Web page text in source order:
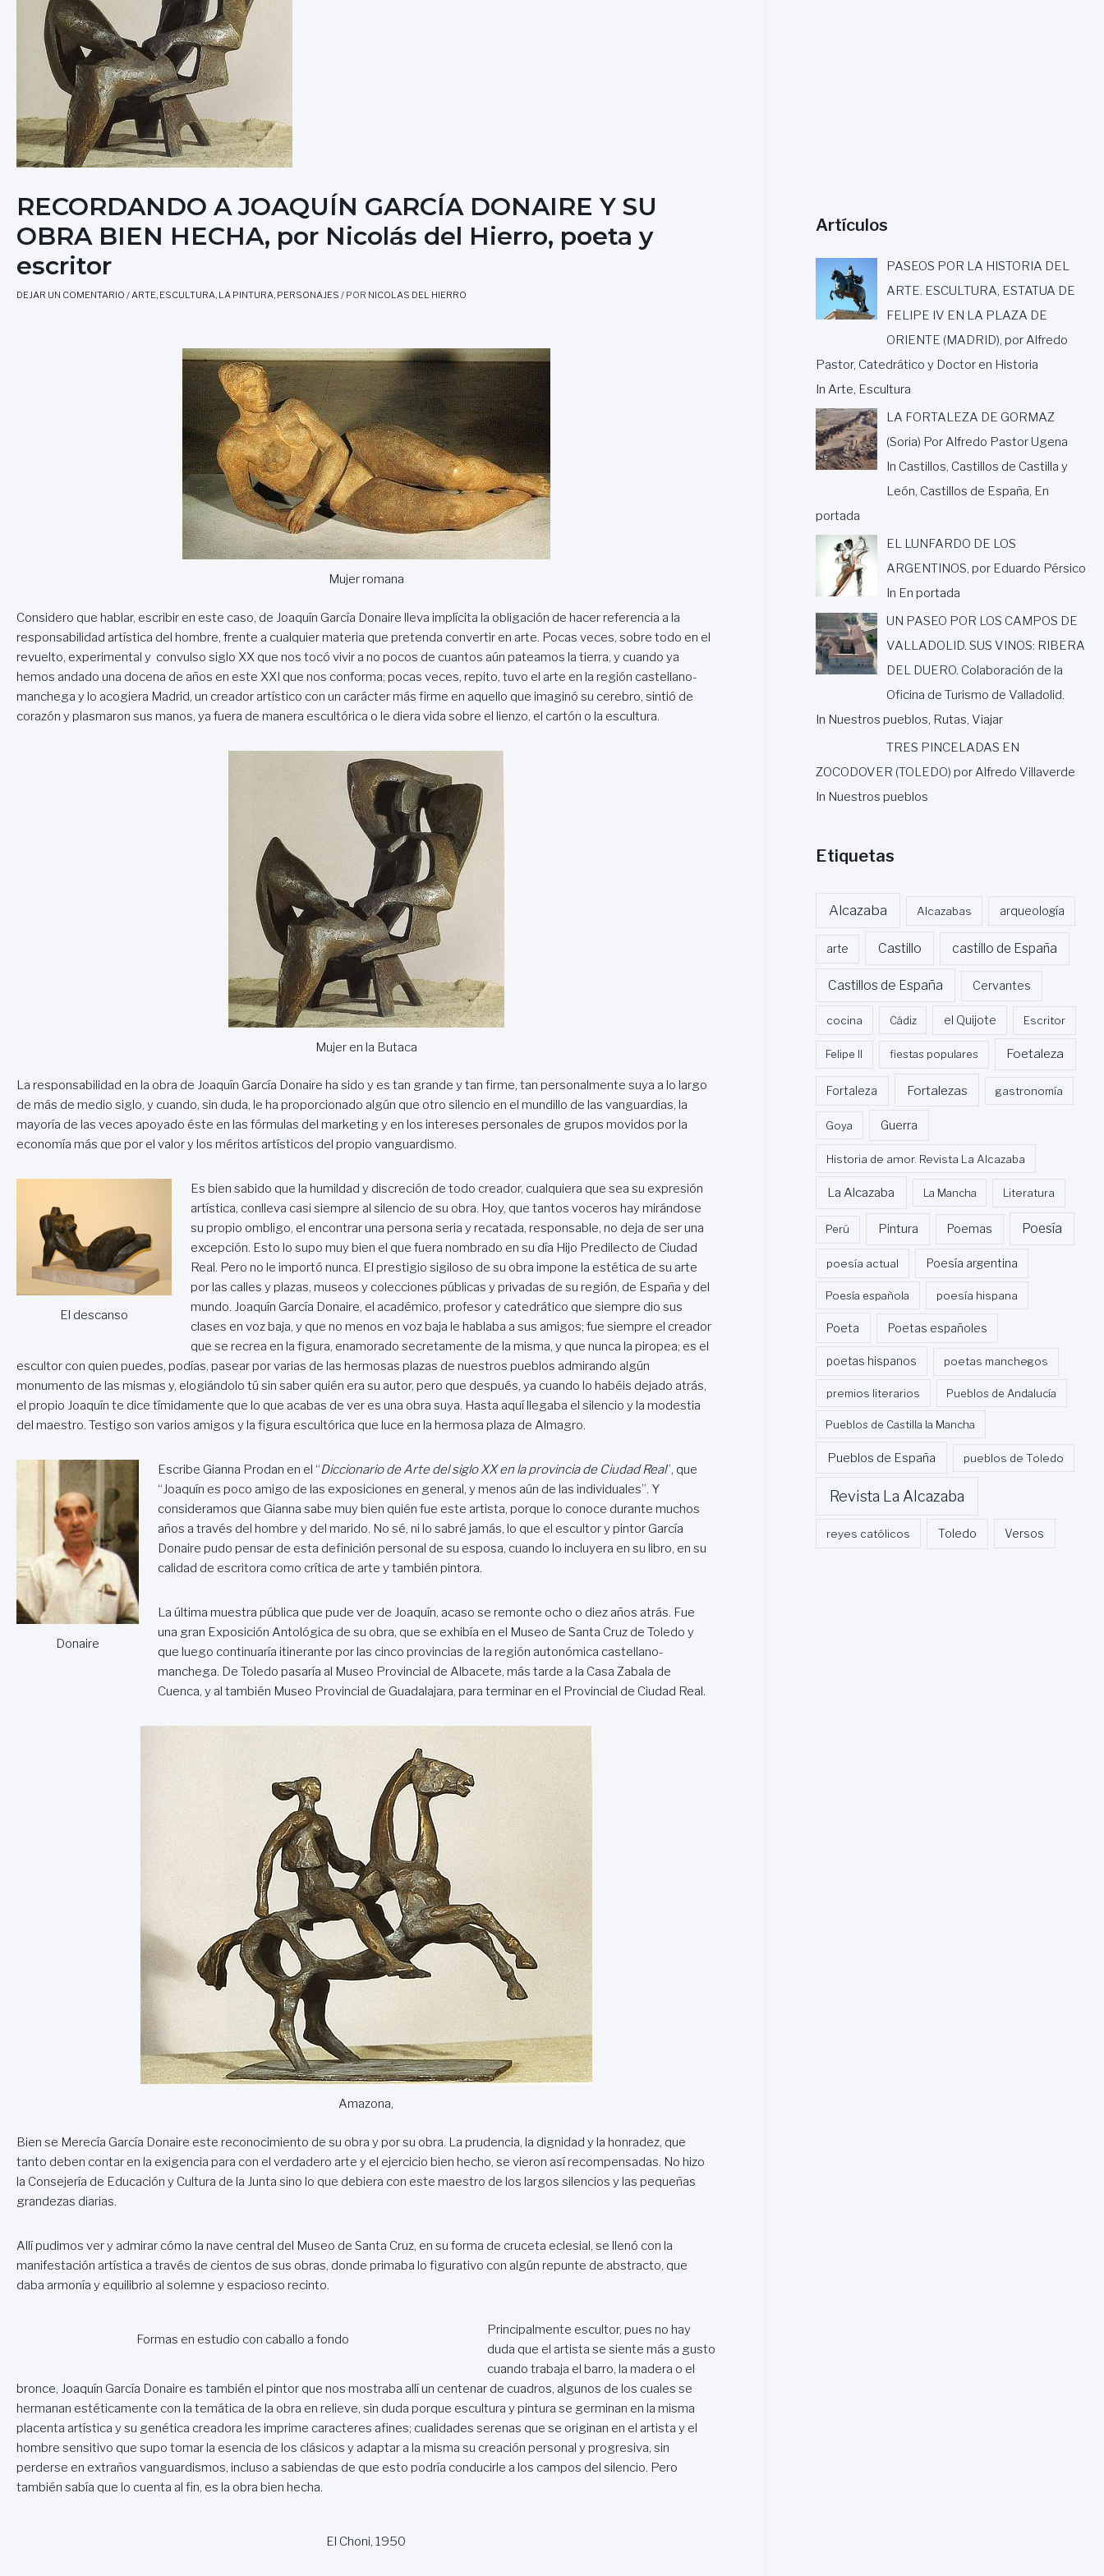
RECORDANDO A JOAQUÍN GARCÍA DONAIRE Y SU
OBRA BIEN HECHA, por Nicolás del Hierro, poeta y
escritor
DEJAR UN COMENTARIO /ARTE, ESCULTURA, LA PINTURA, PERSONAJES / POR NICOLAS DEL HIERRO
Mujer romana
Considero que hablar, escribir en este caso, de Joaquín García Donaire lleva implícita la obligación de hacer referencia a la
responsabilidad artística del hombre, frente a cualquier materia que pretenda convertir en arte. Pocas veces, sobre todo en el
revuelto, experimental y convulso siglo XX que nos tocó vivir a no pocos de cuantos aún pateamos la tierra, y cuando ya
hemos andado una docena de años en este XXI que nos conforma; pocas veces, repito, tuvo el arte en la región castellano-
manchega y lo acogiera Madrid, un creador artístico con un carácter más firme en aquello que imaginó su cerebro, sintió de
corazón y plasmaron sus manos, ya fuera de manera escultórica o le diera vida sobre el lienzo, el cartón o la escultura.
Mujer en la Butaca
La responsabilidad en la obra de Joaquín García Donaire ha sido y es tan grande y tan firme, tan personalmente suya a lo largo
de más de medio siglo, y cuando, sin duda, le ha proporcionado algún que otro silencio en el mundillo de las vanguardias, la
mayoría de las veces apoyado éste en las fórmulas del marketing y en los intereses personales de grupos movidos por la
economía más que por el valor y los méritos artísticos del propio vanguardismo.
El descanso
Es bien sabido que la humildad y discreción de todo creador, cualquiera que sea su expresión
artística, conlleva casi siempre al silencio de su obra. Hoy, que tantos voceros hay mirándose
su propio ombligo, el encontrar una persona seria y recatada, responsable, no deja de ser una
excepción. Esto lo supo muy bien el que fuera nombrado en su día Hijo Predilecto de Ciudad
Real. Pero no le importó nunca. El prestigio sigiloso de su obra impone la estética de su arte
por las calles y plazas, museos y colecciones públicas y privadas de su región, de España y del
mundo. Joaquín García Donaire, el académico, profesor y catedrático que siempre dio sus
clases en voz baja, y que no menos en voz baja le hablaba a sus amigos; fue siempre el creador
que se recrea en la figura, enamorado secretamente de la misma, y que nunca la piropea; es el
escultor con quien puedes, podías, pasear por varias de las hermosas plazas de nuestros pueblos admirando algún
monumento de las mismas y, elogiándolo tú sin saber quién era su autor, pero que después, ya cuando lo habéis dejado atrás,
el propio Joaquín te dice tímidamente que lo que acabas de ver es una obra suya. Hasta aquí llegaba el silencio y la modestia
del maestro. Testigo son varios amigos y la figura escultórica que luce en la hermosa plaza de Almagro.
Donaire
Escribe Gianna Prodan en el “Diccionario de Arte del siglo XX en la provincia de Ciudad Real”, que
“Joaquín es poco amigo de las exposiciones en general, y menos aún de las individuales”. Y
consideramos que Gianna sabe muy bien quién fue este artista, porque lo conoce durante muchos
años a través del hombre y del marido. No sé, ni lo sabré jamás, lo que el escultor y pintor García
Donaire pudo pensar de esta definición personal de su esposa, cuando lo incluyera en su libro, en su
calidad de escritora como crítica de arte y también pintora.
La última muestra pública que pude ver de Joaquín, acaso se remonte ocho o diez años atrás. Fue
una gran Exposición Antológica de su obra, que se exhibía en el Museo de Santa Cruz de Toledo y
que luego continuaría itinerante por las cinco provincias de la región autonómica castellano-
manchega. De Toledo pasaría al Museo Provincial de Albacete, más tarde a la Casa Zabala de
Cuenca, y al también Museo Provincial de Guadalajara, para terminar en el Provincial de Ciudad Real.
Amazona,
Bien se Merecía García Donaire este reconocimiento de su obra y por su obra. La prudencia, la dignidad y la honradez, que
tanto deben contar en la exigencia para con el verdadero arte y el ejercicio bien hecho, se vieron así recompensadas. No hizo
la Consejería de Educación y Cultura de la Junta sino lo que debiera con este maestro de los largos silencios y las pequeñas
grandezas diarias.
Allí pudimos ver y admirar cómo la nave central del Museo de Santa Cruz, en su forma de cruceta eclesial, se llenó con la
manifestación artística a través de cientos de sus obras, donde primaba lo figurativo con algún repunte de abstracto, que
daba armonía y equilibrio al solemne y espacioso recinto.
Formas en estudio con caballo a fondo
Principalmente escultor, pues no hay
duda que el artista se siente más a gusto
cuando trabaja el barro, la madera o el
bronce, Joaquín García Donaire es también el pintor que nos mostraba allí un centenar de cuadros, algunos de los cuales se
hermanan estéticamente con la temática de la obra en relieve, sin duda porque escultura y pintura se germinan en la misma
placenta artística y su genética creadora les imprime caracteres afines; cualidades serenas que se originan en el artista y el
hombre sensitivo que supo tomar la esencia de los clásicos y adaptar a la misma su creación personal y progresiva, sin
perderse en extraños vanguardismos, incluso a sabiendas de que esto podría conducirle a los campos del silencio. Pero
también sabía que lo cuenta al fin, es la obra bien hecha.
El Choni, 1950
Artículos
PASEOS POR LA HISTORIA DEL
ARTE. ESCULTURA, ESTATUA DE
FELIPE IV EN LA PLAZA DE
ORIENTE (MADRID), por Alfredo
Pastor, Catedrático y Doctor en Historia
In Arte, Escultura
LA FORTALEZA DE GORMAZ
(Soria) Por Alfredo Pastor Ugena
In Castillos, Castillos de Castilla y
León, Castillos de España, En
portada
EL LUNFARDO DE LOS
ARGENTINOS, por Eduardo Pérsico
In En portada
UN PASEO POR LOS CAMPOS DE
VALLADOLID. SUS VINOS: RIBERA
DEL DUERO. Colaboración de la
Oficina de Turismo de Valladolid.
In Nuestros pueblos, Rutas, Viajar
TRES PINCELADAS EN
ZOCODOVER (TOLEDO) por Alfredo Villaverde
In Nuestros pueblos
Etiquetas
Alcazaba Alcazabas arqueología
arte Castillo castillo de España
Castillos de España Cervantes
cocina Cádiz el Quijote Escritor
Felipe II fiestas populares Foetaleza
Fortaleza Fortalezas gastronomía
Goya Guerra
Historia de amor. Revista La Alcazaba
La Alcazaba La Mancha Literatura
Perú Pintura Poemas Poesía
poesía actual Poesía argentina
Poesía española poesía hispana
Poeta Poetas españoles
poetas hispanos poetas manchegos
premios literarios Pueblos de Andalucía
Pueblos de Castilla la Mancha
Pueblos de España pueblos de Toledo
Revista La Alcazaba
reyes católicos Toledo Versos